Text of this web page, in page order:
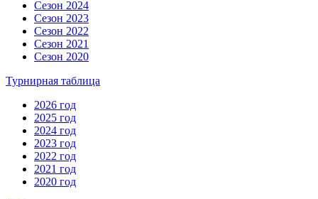
Сезон 2024
Сезон 2023
Сезон 2022
Сезон 2021
Сезон 2020
Турнирная таблица
2026 год
2025 год
2024 год
2023 год
2022 год
2021 год
2020 год